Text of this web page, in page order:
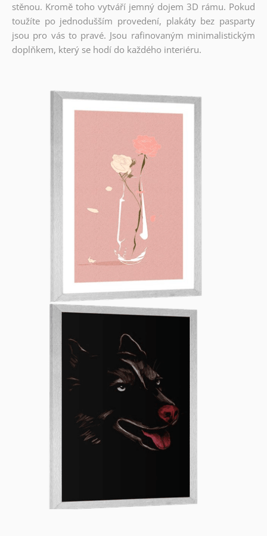
stěnou. Kromě toho vytváří jemný dojem 3D rámu. Pokud
toužíte po jednodušším provedení, plakáty bez pasparty
jsou pro vás to pravé. Jsou rafinovaným minimalistickým
doplňkem, který se hodí do každého interiéru.